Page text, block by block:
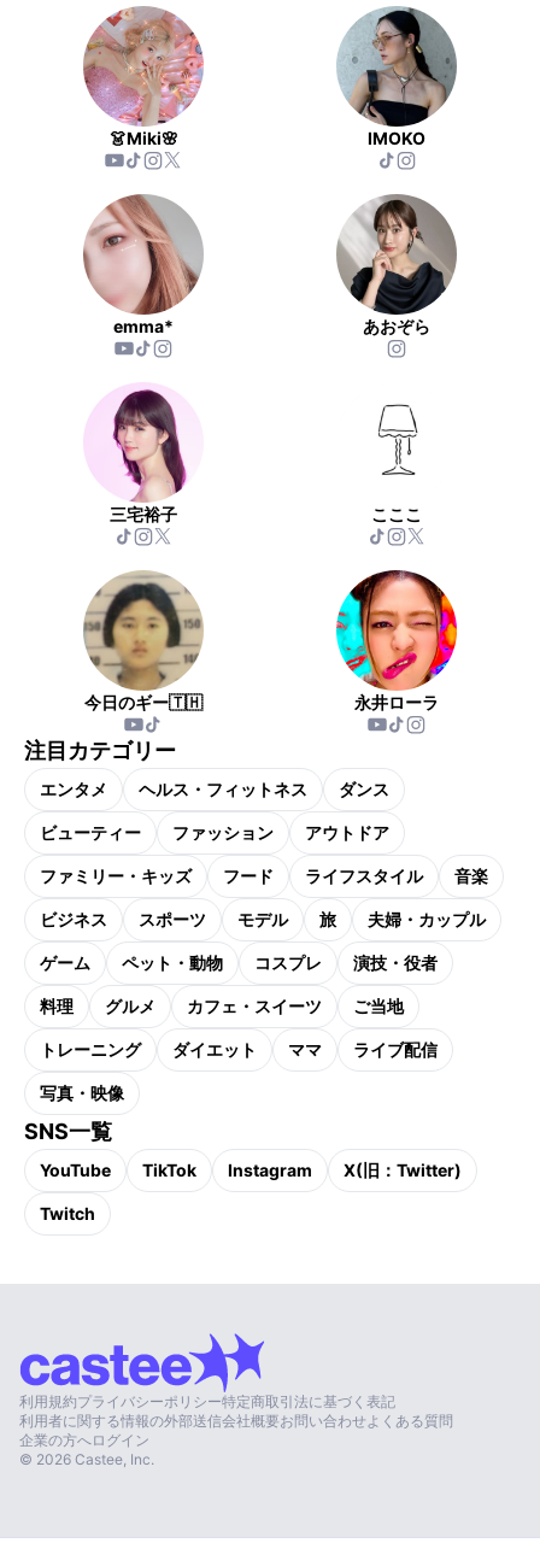
👗Miki🌸 IMOKO
emma* あおぞら
三宅裕子 こここ
今日のギー🇹🇭 永井ローラ
注目カテゴリー
エンタメ ヘルス・フィットネス ダンス
ビューティー ファッション アウトドア
ファミリー・キッズ フード ライフスタイル 音楽
ビジネス スポーツ モデル 旅 夫婦・カップル
ゲーム ペット・動物 コスプレ 演技・役者
料理 グルメ カフェ・スイーツ ご当地
トレーニング ダイエット ママ ライブ配信
写真・映像
SNS一覧
YouTube TikTok Instagram X(旧：Twitter)
Twitch
利用規約プライバシーポリシー特定商取引法に基づく表記
利用者に関する情報の外部送信会社概要お問い合わせ よくある質問
企業の方へログイン
© 2026 Castee, Inc.